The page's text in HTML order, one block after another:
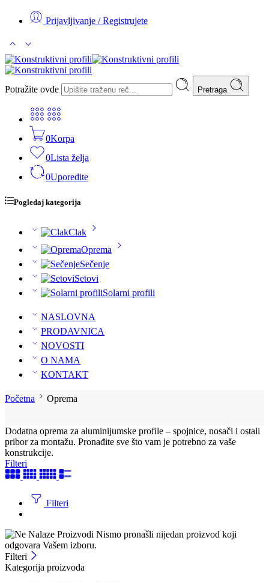
Prijavljivanje / Registrujete
Potražite ovde Pretraga
0Korpa
0Lista želja
0Uporedite
Pogledaj kategorija
Clak
Oprema
Sečenje
Setovi
Solarni profili
NASLOVNA
PRODAVNICA
NOVOSTI
O NAMA
KONTAKT
Početna Oprema
Dodatna oprema za aluminijumske profile – spojnice, nosači i ostali
pribor za montažu. Pronađite sve što vam je potrebno za vaše
konstrukcije.
Filteri
Filteri
Nismo pronašli nijedan proizvod koji
odgovara Vašem izboru.
Filteri
Kategorija proizvoda